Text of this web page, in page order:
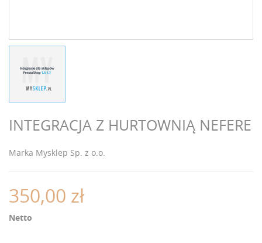
INTEGRACJA Z HURTOWNIĄ NEFERE
Marka Mysklep Sp. z o.o.
350,00 zł
Netto